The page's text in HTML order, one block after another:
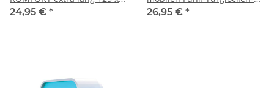
36 Nackenpolster
24,95 € *
Verstärker FG-16
26,95 € *